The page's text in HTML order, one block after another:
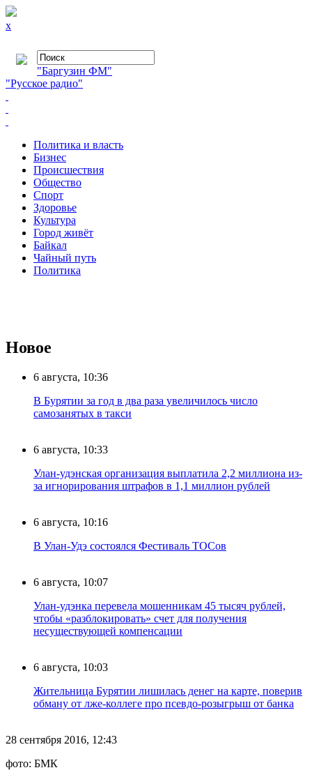
x
"Баргузин ФМ"
"Русское радио"
Политика и власть
Бизнес
Происшествия
Общество
Cпорт
Здоровье
Культура
Город живёт
Байкал
Чайный путь
Политика
Новое
6 августа, 10:36
В Бурятии за год в два раза увеличилось число
самозанятых в такси
6 августа, 10:33
Улан-удэнская организация выплатила 2,2 миллиона из-
за игнорирования штрафов в 1,1 миллион рублей
6 августа, 10:16
В Улан-Удэ состоялся Фестиваль ТОСов
6 августа, 10:07
Улан-удэнка перевела мошенникам 45 тысяч рублей,
чтобы «разблокировать» счет для получения
несуществующей компенсации
6 августа, 10:03
Жительница Бурятии лишилась денег на карте, поверив
обману от лже-коллеге про псевдо-розыгрыш от банка
28 сентября 2016, 12:43
фото: БМК